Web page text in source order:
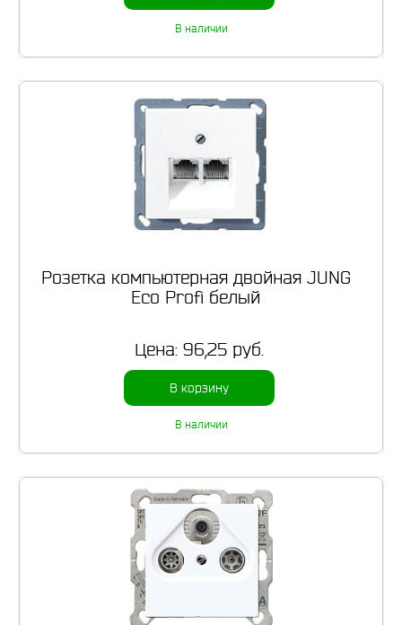
В наличии
Розетка компьютерная двойная JUNG
Eco Profi белый
Цена: 96,25 руб.
В корзину
В наличии